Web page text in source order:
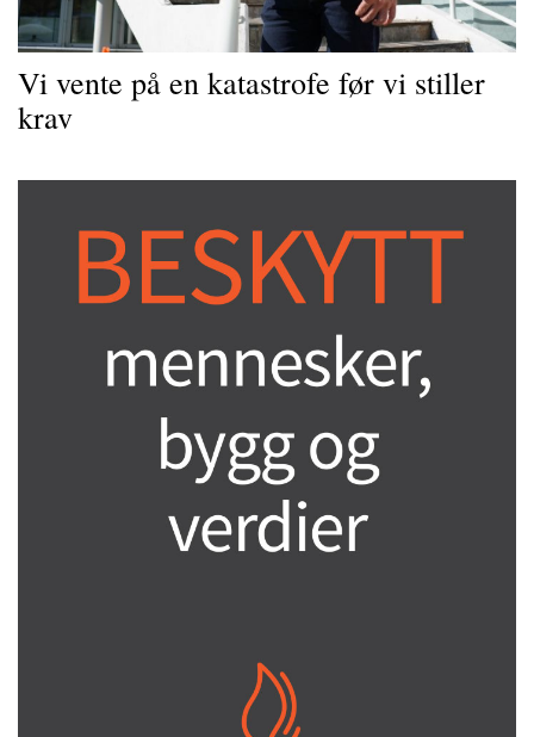
Vi vente på en katastrofe før vi stiller
krav